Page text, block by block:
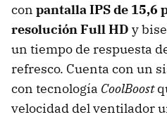
con pantalla IPS de 15,6
resolución Full HD y
un tiempo de respuesta
refresco. Cuenta con un
con tecnología CoolBoost
velocidad del ventilador